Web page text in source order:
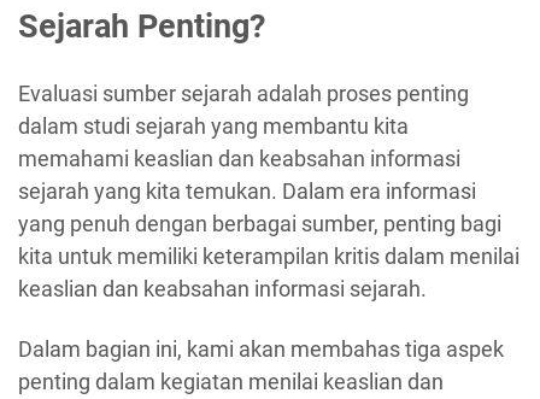
Sejarah Penting?
Evaluasi sumber sejarah adalah proses penting
dalam studi sejarah yang membantu kita
memahami keaslian dan keabsahan informasi
sejarah yang kita temukan. Dalam era informasi
yang penuh dengan berbagai sumber, penting bagi
kita untuk memiliki keterampilan kritis dalam menilai
keaslian dan keabsahan informasi sejarah.
Dalam bagian ini, kami akan membahas tiga aspek
penting dalam kegiatan menilai keaslian dan